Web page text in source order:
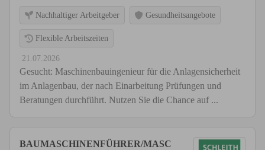
Nachhaltiger Arbeitgeber Gesundheitsangebote
Flexible Arbeitszeiten
21.07.2026
Gesucht: Maschinenbauingenieur für die Anlagensicherheit
im Anlagenbau, der nach Einarbeitung Prüfungen und
Beratungen durchführt. Nutzen Sie die Chance auf ...
BAUMASCHINENFÜHRER/MASC